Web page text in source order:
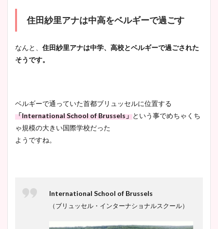
住田紗里アナは中高をベルギーで過ごす
なんと、 住田紗里アナは中学、高校とベルギーで過ごされた
そうです。
ベルギーで通っていた首都ブリュッセルに位置する
「International School of Brussels」という事でめちゃくち
ゃ規模の大きい国際学校だった
ようですね。
International School of Brussels
（ブリュッセル・インターナショナルスクール）